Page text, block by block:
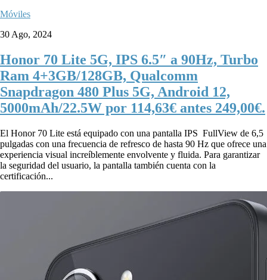
Móviles
30 Ago, 2024
Honor 70 Lite 5G, IPS 6.5″ a 90Hz, Turbo
Ram 4+3GB/128GB, Qualcomm
Snapdragon 480 Plus 5G, Android 12,
5000mAh/22.5W por 114,63€ antes 249,00€.
El Honor 70 Lite está equipado con una pantalla IPS FullView de 6,5
pulgadas con una frecuencia de refresco de hasta 90 Hz que ofrece una
experiencia visual increíblemente envolvente y fluida. Para garantizar
la seguridad del usuario, la pantalla también cuenta con la
certificación...